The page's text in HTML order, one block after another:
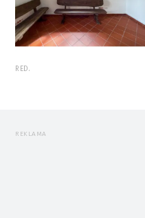
RED.
REKLAMA